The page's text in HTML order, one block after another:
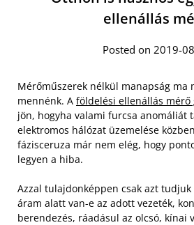
ellenállás
Posted on 2019-
Mérőműszerek nélkül manapság ma
mennénk. A földelési ellenállás mérő
jön, hogyha valami furcsa anomáliát
elektromos hálózat üzemelése
fázisceruza már nem elég, hogy
legyen a hiba.
Azzal tulajdonképpen csak azt
áram alatt van-e az adott vezeték,
berendezés, ráadásul az olcsó, kínai